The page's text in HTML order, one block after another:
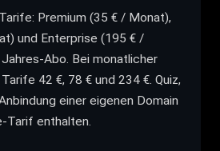
Premium (35 € / Monat),
und Enterprise (195 € /
Abo. Bei monatlicher
42 €, 78 € und 234 €. Quiz,
einer eigenen Domain
Tarif enthalten.